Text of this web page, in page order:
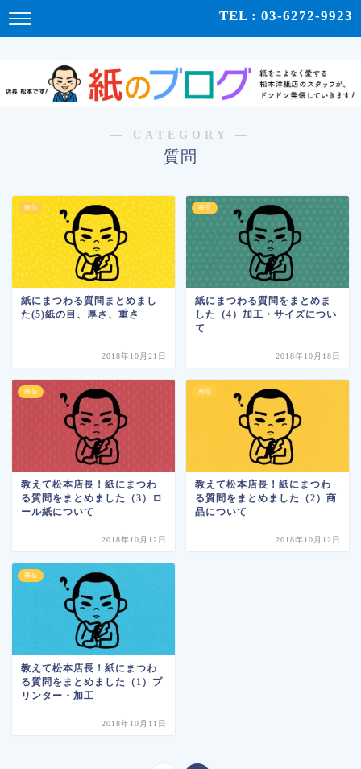
TEL : 03-6272-9923
― CATEGORY ―
質問
商品
紙にまつわる質問まとめまし
た(5)紙の目、厚さ、重さ
2018年10月21日
商品
紙にまつわる質問をまとめま
した（4）加工・サイズについ
て
2018年10月18日
商品
教えて松本店長！紙にまつわ
る質問をまとめました（3）ロ
ール紙について
2018年10月12日
商品
教えて松本店長！紙にまつわ
る質問をまとめました（2）商
品について
2018年10月12日
商品
教えて松本店長！紙にまつわ
る質問をまとめました（1）プ
リンター・加工
2018年10月11日